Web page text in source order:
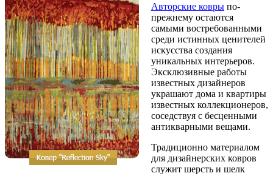
Авторские ковры по-
прежнему остаются
самыми востребованными
среди истинных ценителей
искусства создания
уникальных интерьеров.
Эксклюзивные работы
известных дизайнеров
украшают дома и квартиры
известных коллекционеров,
соседствуя с бесценными
антикварными вещами.
Традиционно материалом
для дизайнерских ковров
служит шерсть и шелк